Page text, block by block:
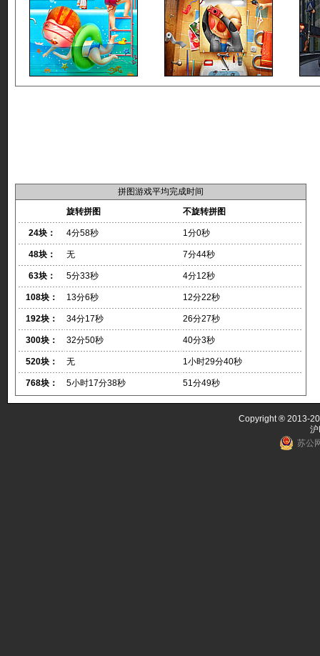
拼图游戏平均完成时间
旋转拼图
不旋转拼图
24块： 4分58秒 1分0秒
48块： 无 7分44秒
63块： 5分33秒 4分12秒
108块： 13分6秒 12分22秒
192块： 34分17秒 26分27秒
300块： 32分50秒 40分3秒
520块： 无 1小时29分40秒
768块： 5小时17分38秒 51分49秒
Copyright ® 2013-
苏公